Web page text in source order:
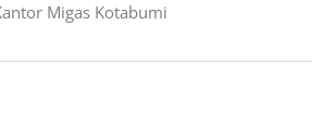
Migas Kotabumi